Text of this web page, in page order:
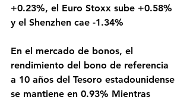
+0.23%, el Euro Stoxx sube +0.58%
y el Shenzhen cae -1.34%
En el mercado de bonos, el
rendimiento del bono de referencia
a 10 años del Tesoro estadounidense
se mantiene en 0.93% Mientras